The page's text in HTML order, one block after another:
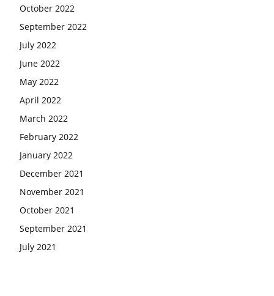
October 2022
September 2022
July 2022
June 2022
May 2022
April 2022
March 2022
February 2022
January 2022
December 2021
November 2021
October 2021
September 2021
July 2021